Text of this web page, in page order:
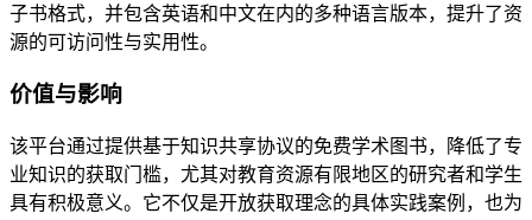
子书格式，并包含英语和中文在内的多种语言版本，提升了资
源的可访问性与实用性。
价值与影响
该平台通过提供基于知识共享协议的免费学术图书，降低了专
业知识的获取门槛，尤其对教育资源有限地区的研究者和学生
具有积极意义。它不仅是开放获取理念的具体实践案例，也为